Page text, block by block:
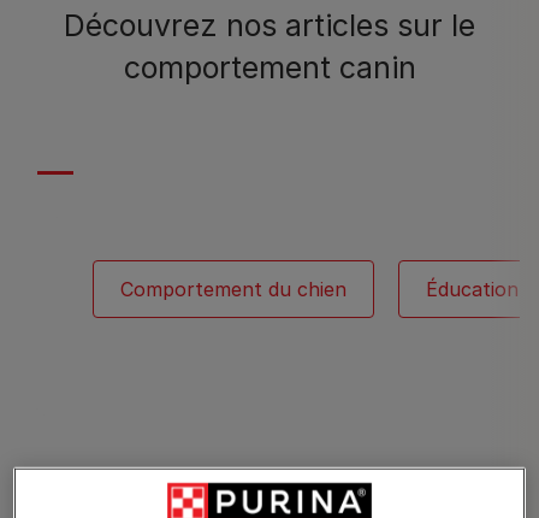
Découvrez nos articles sur le
comportement canin
Comportement du chien Éducation